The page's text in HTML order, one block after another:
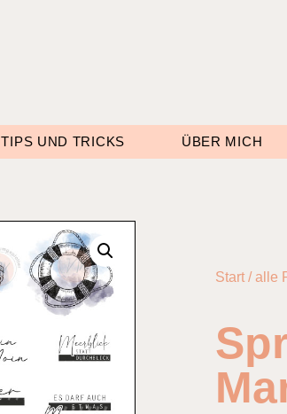
TIPS UND TRICKS ÜBER MICH
Start/ alle